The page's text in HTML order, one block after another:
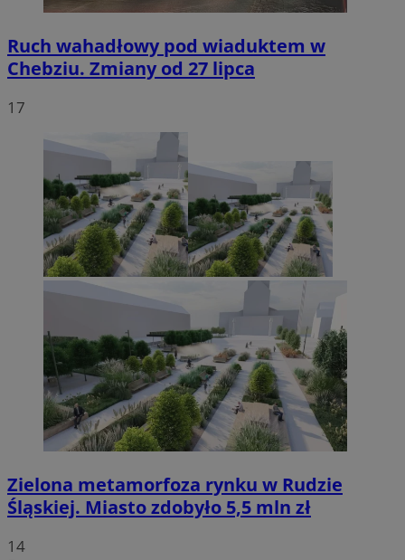
Ruch wahadłowy pod wiaduktem w
Chebziu. Zmiany od 27 lipca
17
Zielona metamorfoza rynku w Rudzie
Śląskiej. Miasto zdobyło 5,5 mln zł
14